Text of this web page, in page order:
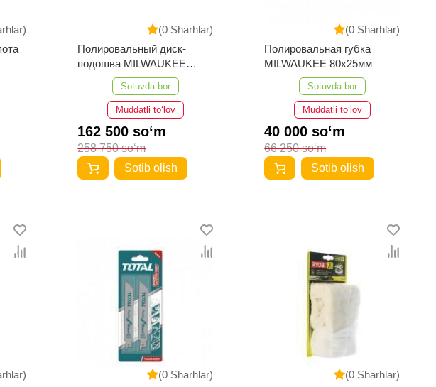
(0 Sharhlar)
Полировальный диск-
подошва MILWAUKEE
Sotuvda bor
Muddatli to‘lov
162 500 so‘m
258 750 so‘m
Sotib olish
(0 Sharhlar)
Полировальная губка
MILWAUKEE 80х25мм
Sotuvda bor
Muddatli to‘lov
40 000 so‘m
66 250 so‘m
Sotib olish
(0 Sharhlar)
(0 Sharhlar)